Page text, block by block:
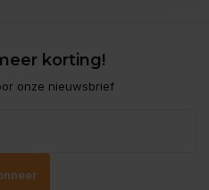
korting!
onze nieuwsbrief